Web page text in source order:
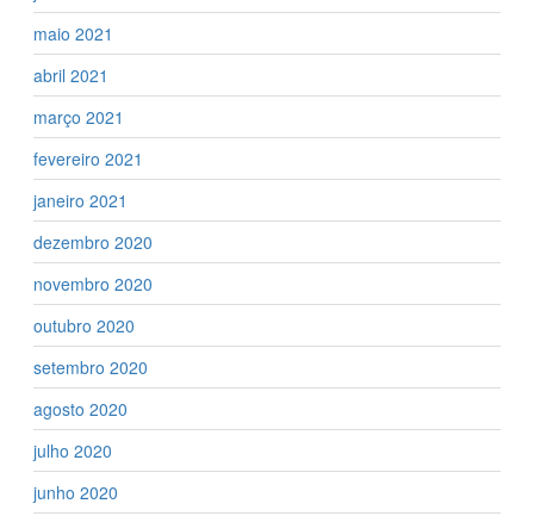
maio 2021
abril 2021
março 2021
fevereiro 2021
janeiro 2021
dezembro 2020
novembro 2020
outubro 2020
setembro 2020
agosto 2020
julho 2020
junho 2020